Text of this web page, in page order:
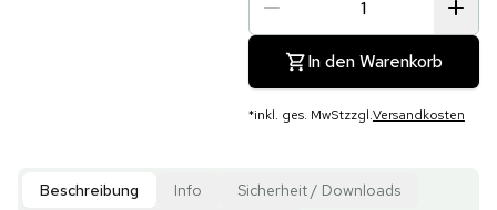
In den Warenkorb
*inkl. ges. MwStzzgl.Versandkosten
Beschreibung Info
Sicherheit / Downloads